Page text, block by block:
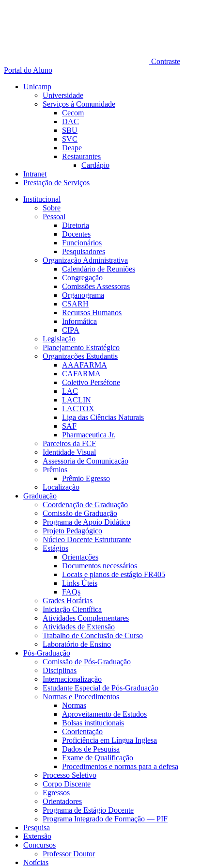
Contraste
Portal do Aluno
Unicamp
Universidade
Serviços à Comunidade
Cecom
DAC
SBU
SVC
Deape
Restaurantes
Cardápio
Intranet
Prestação de Serviços
Institucional
Sobre
Pessoal
Diretoria
Docentes
Funcionários
Pesquisadores
Organização Administrativa
Calendário de Reuniões
Congregação
Comissões Assessoras
Organograma
CSARH
Recursos Humanos
Informática
CIPA
Legislação
Planejamento Estratégico
Organizações Estudantis
AAAFARMA
CAFARMA
Coletivo Perséfone
LAC
LACLIN
LACTOX
Liga das Ciências Naturais
SAF
Pharmaceutica Jr.
Parceiros da FCF
Identidade Visual
Assessoria de Comunicação
Prêmios
Prêmio Egresso
Localização
Graduação
Coordenação de Graduação
Comissão de Graduação
Programa de Apoio Didático
Projeto Pedagógico
Núcleo Docente Estruturante
Estágios
Orientações
Documentos necessários
Locais e planos de estágio FR405
Links Úteis
FAQs
Grades Horárias
Iniciação Científica
Atividades Complementares
Atividades de Extensão
Trabalho de Conclusão de Curso
Laboratório de Ensino
Pós-Graduação
Comissão de Pós-Graduação
Disciplinas
Internacionalização
Estudante Especial de Pós-Graduação
Normas e Procedimentos
Normas
Aproveitamento de Estudos
Bolsas institucionais
Coorientação
Proficiência em Língua Inglesa
Dados de Pesquisa
Exame de Qualificação
Procedimentos e normas para a defesa
Processo Seletivo
Corpo Discente
Egressos
Orientadores
Programa de Estágio Docente
Programa Integrado de Formação — PIF
Pesquisa
Extensão
Concursos
Professor Doutor
Notícias